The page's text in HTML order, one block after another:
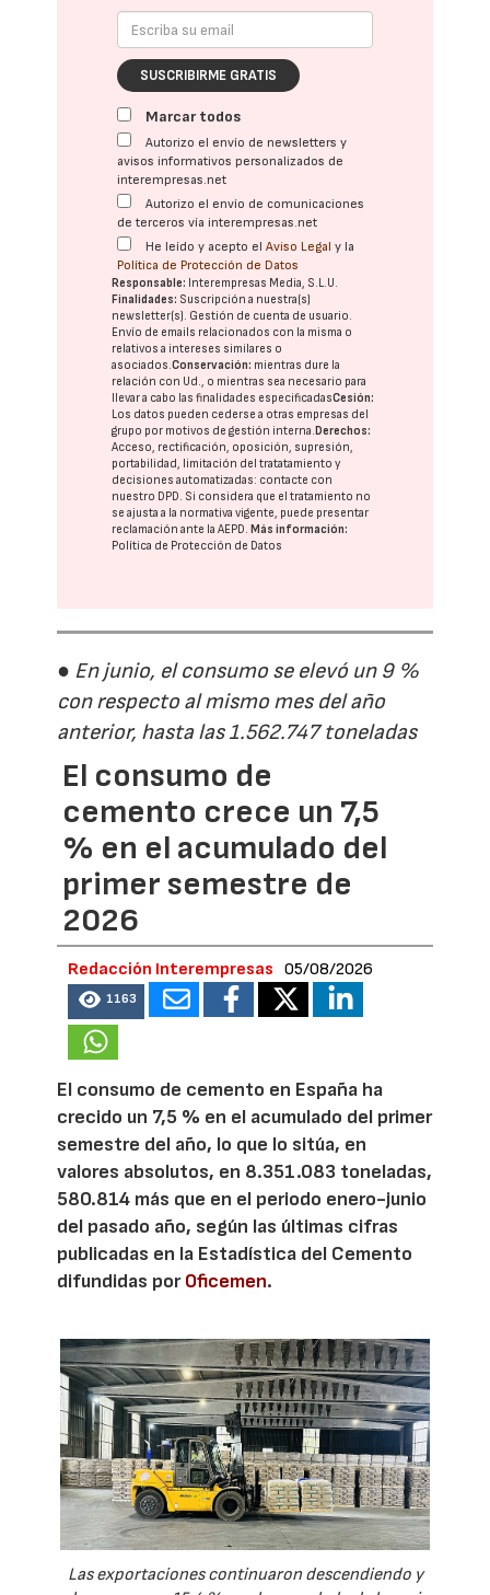
SUSCRIBIRME GRATIS
Marcar todos
Autorizo el envío de newsletters y
avisos informativos personalizados de
interempresas.net
Autorizo el envío de comunicaciones
de terceros vía interempresas.net
He leído y acepto elAviso Legal y la
Política de Protección de Datos
Responsable: Interempresas Media, S.L.U.
Finalidades: Suscripción a nuestra(s)
newsletter(s). Gestión de cuenta de usuario.
Envío de emails relacionados con la misma o
relativos a intereses similares o
asociados.Conservación: mientras dure la
relación con Ud., o mientras sea necesario para
llevar a cabo las finalidades especificadasCesión:
Los datos pueden cederse a otras empresas del
grupo por motivos de gestión interna. Derechos:
Acceso, rectificación, oposición, supresión,
portabilidad, limitación del tratatamiento y
decisiones automatizadas: contacte con
nuestro DPD. Si considera que el tratamiento no
se ajusta a la normativa vigente, puede presentar
reclamación ante laAEPD. Más información:
Política de Protección de Datos
● En junio, el consumo se elevó un 9 %
con respecto al mismo mes del año
anterior, hasta las 1.562.747 toneladas
El consumo de
cemento crece un 7,5
% en el acumulado del
primer semestre de
2026
Redacción Interempresas 05/08/2026
1163
El consumo de cemento en España ha
crecido un 7,5 % en el acumulado del primer
semestre del año, lo que lo sitúa, en
valores absolutos, en 8.351.083 toneladas,
580.814 más que en el periodo enero-junio
del pasado año, según las últimas cifras
publicadas en la Estadística del Cemento
difundidas porOficemen.
Las exportaciones continuaron descendiendo y